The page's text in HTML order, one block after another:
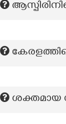
ശക്തമായ